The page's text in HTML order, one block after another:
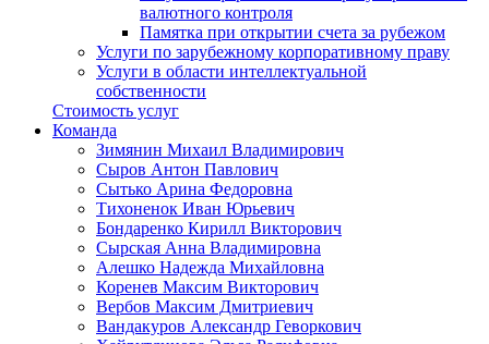
валютного контроля
Памятка при открытии счета за рубежом
Услуги по зарубежному корпоративному праву
Услуги в области интеллектуальной
собственности
Стоимость услуг
Команда
Зимянин Михаил Владимирович
Сыров Антон Павлович
Сытько Арина Федоровна
Тихоненок Иван Юрьевич
Бондаренко Кирилл Викторович
Сырская Анна Владимировна
Алешко Надежда Михайловна
Коренев Максим Викторович
Вербов Максим Дмитриевич
Вандакуров Александр Геворкович